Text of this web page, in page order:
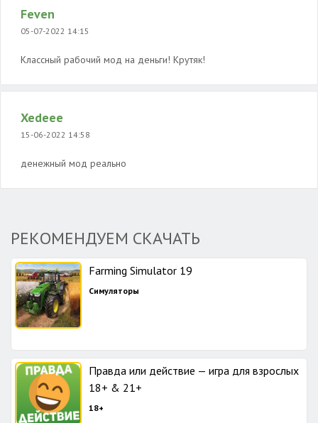
Feven
05-07-2022 14:15
Классный рабочий мод на деньги! Крутяк!
Xedeee
15-06-2022 14:58
денежный мод реально
РЕКОМЕНДУЕМ СКАЧАТЬ
Farming Simulator 19
Симуляторы
Правда или действие — игра для взрослых
18+ & 21+
18+